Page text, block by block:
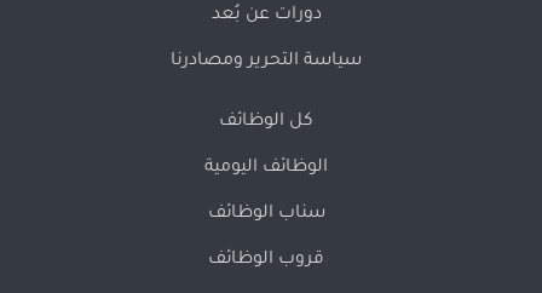
دورات عن بُعد
سياسة التحرير ومصادرنا
كل الوظائف
الوظائف اليومية
سناب الوظائف
قروب الوظائف